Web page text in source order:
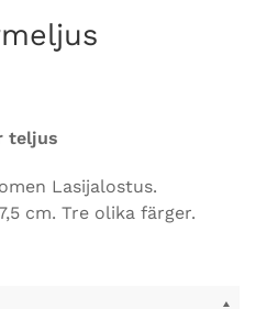
teljus
Lasijalostus.
cm. Tre olika färger.